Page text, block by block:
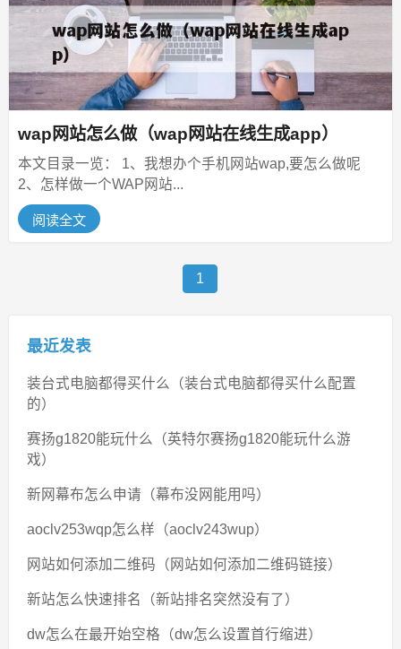
wap网站怎么做（wap网站在线生成app）
本文目录一览： 1、我想办个手机网站wap,要怎么做呢
2、怎样做一个WAP网站...
阅读全文
1
最近发表
装台式电脑都得买什么（装台式电脑都得买什么配置
的）
赛扬g1820能玩什么（英特尔赛扬g1820能玩什么游
戏）
新网幕布怎么申请（幕布没网能用吗）
aoclv253wqp怎么样（aoclv243wup）
网站如何添加二维码（网站如何添加二维码链接）
新站怎么快速排名（新站排名突然没有了）
dw怎么在最开始空格（dw怎么设置首行缩进）